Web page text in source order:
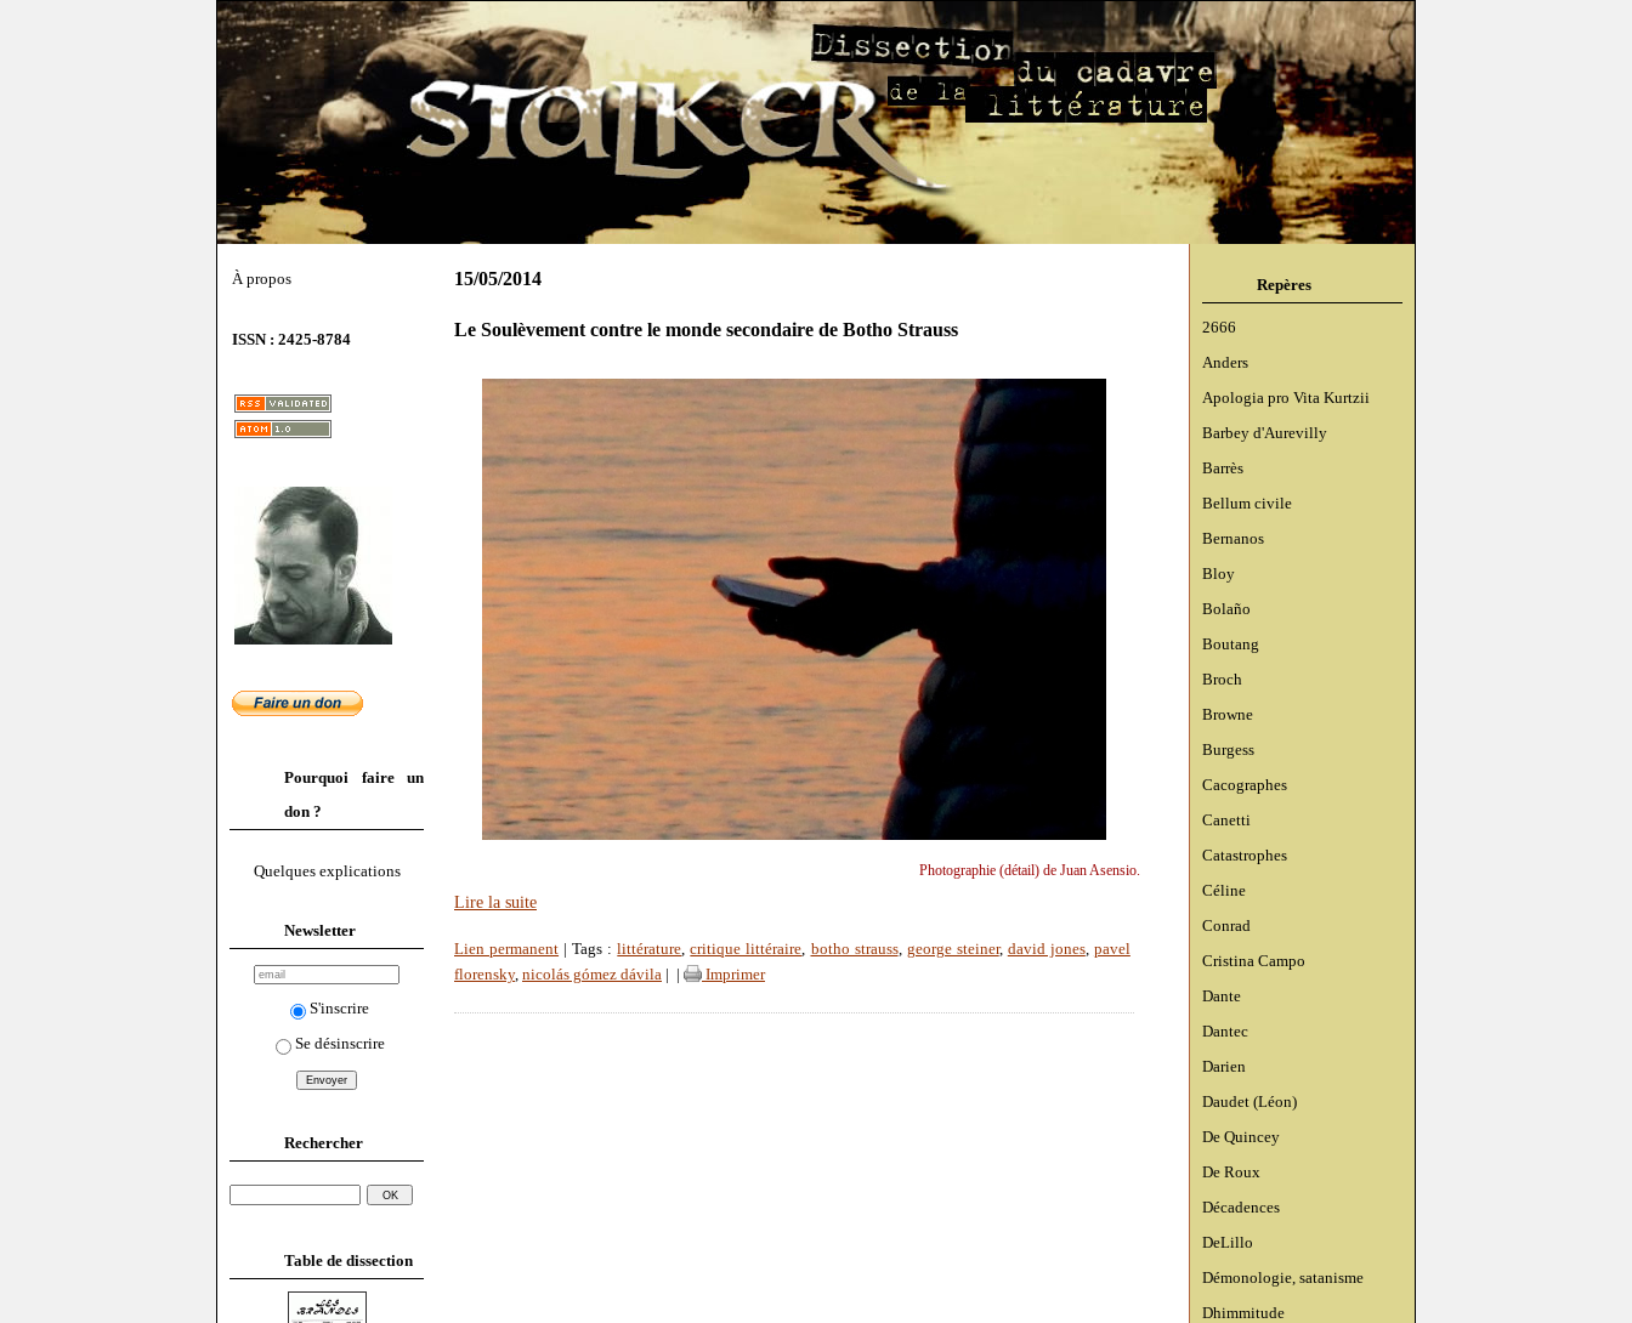
À propos
ISSN : 2425-8784
Pourquoi faire un
don ?
Quelques explications
Newsletter
S'inscrire
Se désinscrire
Rechercher
Table de dissection
Repères
2666
Anders
Apologia pro Vita Kurtzii
Barbey d'Aurevilly
Barrès
Bellum civile
Bernanos
Bloy
Bolaño
Boutang
Broch
Browne
Burgess
Cacographes
Canetti
Catastrophes
Céline
Conrad
Cristina Campo
Dante
Dantec
Darien
Daudet (Léon)
De Quincey
De Roux
Décadences
DeLillo
Démonologie, satanisme
Dhimmitude
15/05/2014
Le Soulèvement contre le monde secondaire de Botho Strauss
Photographie (détail) de Juan Asensio.
Lire la suite
Lien permanent | Tags :littérature,critique littéraire, botho strauss, george steiner, david jones, pavel
florensky, nicolás gómez dávila Imprimer